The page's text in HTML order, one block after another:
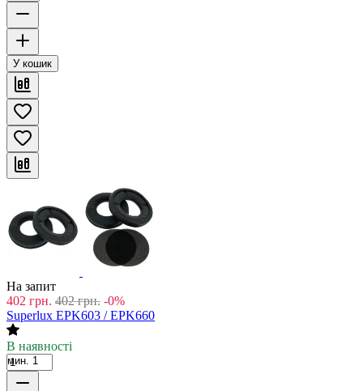
У кошик
На запит
402 грн. 402 грн. -0%
Superlux EPK603 / EPK660
В наявності
мин. 1